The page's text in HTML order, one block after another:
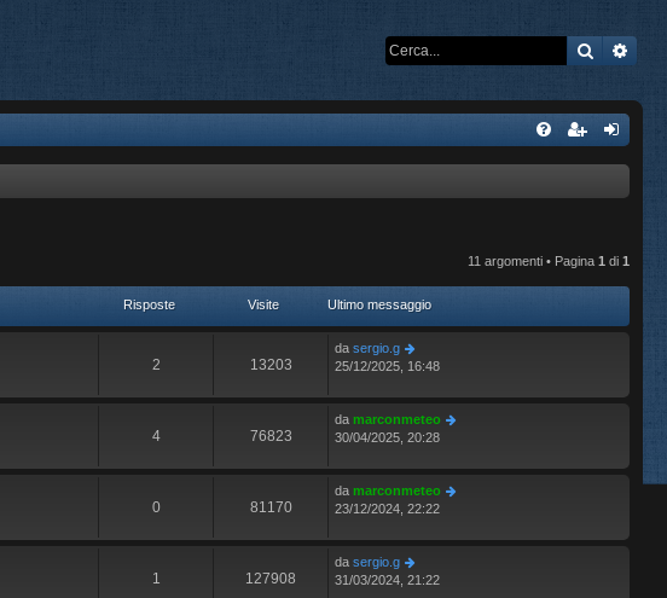
Cerca
11 argomenti • Pagina 1 di 1
Risposte Visite Ultimo messaggio
2 13203
da sergio.g
25/12/2025, 16:48
4 76823
da marconmeteo
30/04/2025, 20:28
0 81170
da marconmeteo
23/12/2024, 22:22
1 127908
da sergio.g
31/03/2024, 21:22